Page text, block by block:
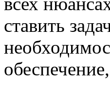
ставить